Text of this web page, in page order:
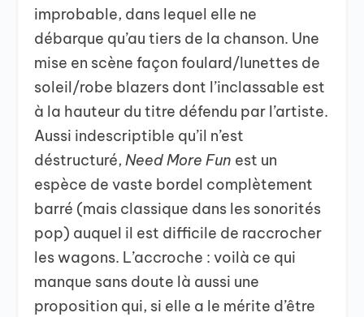
improbable, dans lequel elle ne
débarque qu’au tiers de la chanson. Une
mise en scène façon foulard/lunettes de
soleil/robe blazers dont l’inclassable est
à la hauteur du titre défendu par l’artiste.
Aussi indescriptible qu’il n’est
déstructuré,Need More Fun est un
espèce de vaste bordel complètement
barré (mais classique dans les sonorités
pop) auquel il est difficile de raccrocher
les wagons. L’accroche : voilà ce qui
manque sans doute là aussi une
proposition qui, si elle a le mérite d’être